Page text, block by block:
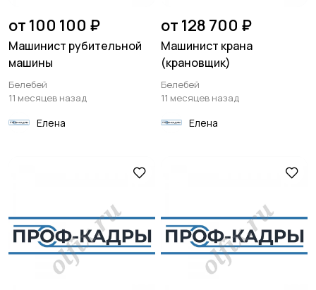
от 100 100 ₽
Машинист рубительной
машины
Белебей
11 месяцев назад
Елена
от 128 700 ₽
Машинист крана
(крановщик)
Белебей
11 месяцев назад
Елена